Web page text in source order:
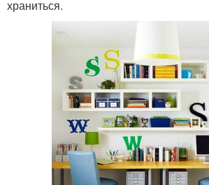
храниться.